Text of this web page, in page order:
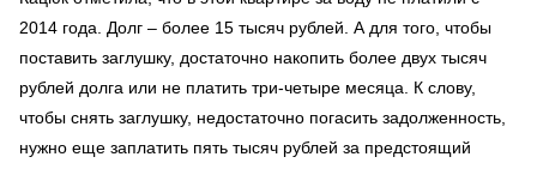
2014 года. Долг – более 15 тысяч рублей. А для того, чтобы
поставить заглушку, достаточно накопить более двух тысяч
рублей долга или не платить три-четыре месяца. К слову,
чтобы снять заглушку, недостаточно погасить задолженность,
нужно еще заплатить пять тысяч рублей за предстоящий